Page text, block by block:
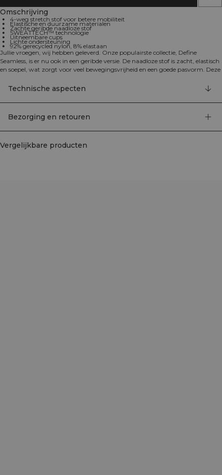
Omschrijving
4-weg stretch stof voor betere mobiliteit
Elastische en duurzame materialen
Zachte geribde naadloze stof
SWEATTECH™ technologie
Uitneembare cups
Lichte ondersteuning
92% gerecycled nylon, 8% elastaan
Jullie vroegen, wij hebben geleverd. Onze populairste collectie, Define
Seamless, is er nu ook in een geribde versie. De naadloze stof is zacht, elastisch
en soepel, wat zorgt voor veel bewegingsvrijheid en een goede pasvorm. Deze
trendy kleuren, is perfect voor verschillende soorten work-outs. De 4-way
stretch stof maakt gebruik van de nieuwste naadloze technologie voor meer
mobiliteit tijdens je training, terwijl de SWEATTECH™ technologie je prestaties
lichte ondersteuning voor je trainingssessies. Het elastische en duurzame
Technische aspecten
Bezorging en retouren
Vergelijkbare producten